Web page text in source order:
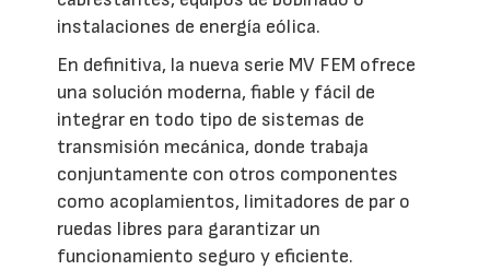
instalaciones de energía eólica.
En definitiva, la nueva serie MV FEM ofrece
una solución moderna, fiable y fácil de
integrar en todo tipo de sistemas de
transmisión mecánica, donde trabaja
conjuntamente con otros componentes
como acoplamientos, limitadores de par o
ruedas libres para garantizar un
funcionamiento seguro y eficiente.